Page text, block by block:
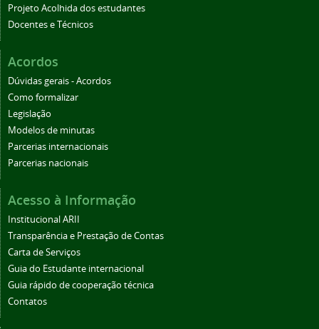
Projeto Acolhida dos estudantes
Docentes e Técnicos
Acordos
Dúvidas gerais - Acordos
Como formalizar
Legislação
Modelos de minutas
Parcerias internacionais
Parcerias nacionais
Acesso à Informação
Institucional ARII
Transparência e Prestação de Contas
Carta de Serviços
Guia do Estudante internacional
Guia rápido de cooperação técnica
Contatos